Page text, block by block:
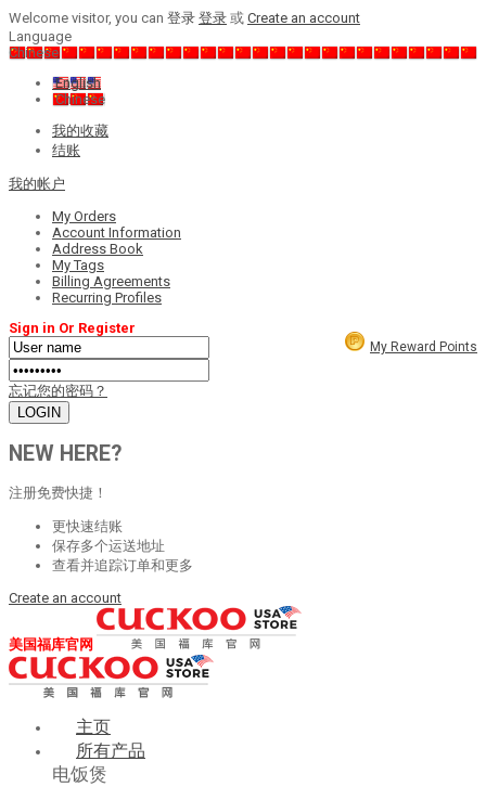
Welcome visitor, you can 登录 登录 或 Create an account
Language
Chinese
English
Chinese
我的收藏
结账
我的帐户
My Orders
Account Information
Address Book
My Tags
Billing Agreements
Recurring Profiles
My Reward Points
Sign in Or Register
忘记您的密码？
NEW HERE?
注册免费快捷！
更快速结账
保存多个运送地址
查看并追踪订单和更多
Create an account
美国福库官网
主页
所有产品
电饭煲